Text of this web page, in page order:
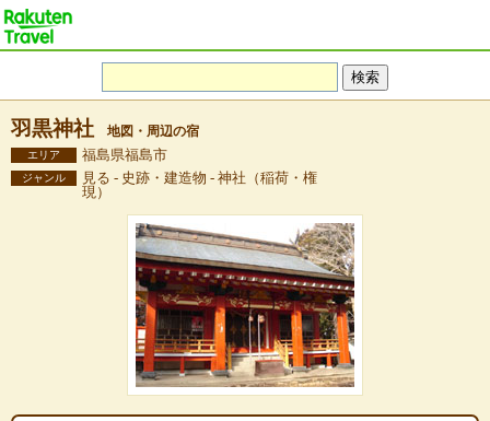
羽黒神社 地図・周辺の宿
エリア 福島県福島市
ジャンル
見る - 史跡・建造物 - 神社（稲荷・権
現）